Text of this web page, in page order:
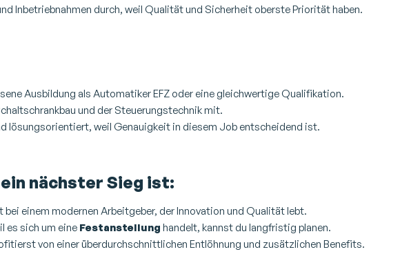
Inbetriebnahmen durch, weil Qualität und Sicherheit oberste Priorität haben.
Ausbildung als Automatiker EFZ oder eine gleichwertige Qualifikation.
und der Steuerungstechnik mit.
lösungsorientiert, weil Genauigkeit in diesem Job entscheidend ist.
nächster Sieg ist:
bei einem modernen Arbeitgeber, der Innovation und Qualität lebt.
es sich um eine Festanstellung handelt, kannst du langfristig planen.
von einer überdurchschnittlichen Entlöhnung und zusätzlichen Benefits.